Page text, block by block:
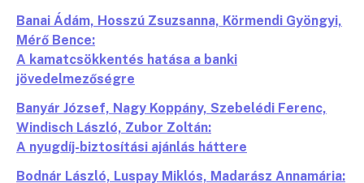
Banai Ádám, Hosszú Zsuzsanna, Körmendi Gyöngyi,
Mérő Bence:
A kamatcsökkentés hatása a banki
jövedelmezőségre
Banyár József, Nagy Koppány, Szebelédi Ferenc,
Windisch László, Zubor Zoltán:
A nyugdíj-biztosítási ajánlás háttere
Bodnár László, Luspay Miklós, Madarász Annamária: